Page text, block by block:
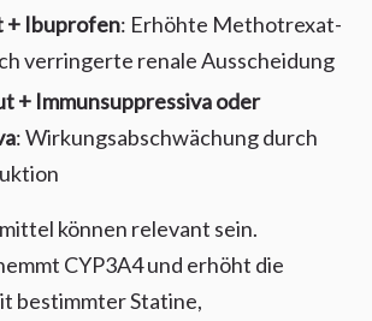
+ Ibuprofen: Erhöhte Methotrexat-
verringerte renale Ausscheidung
+ Immunsuppressiva oder
: Wirkungsabschwächung durch
können relevant sein.
CYP3A4 und erhöht die
bestimmter Statine,